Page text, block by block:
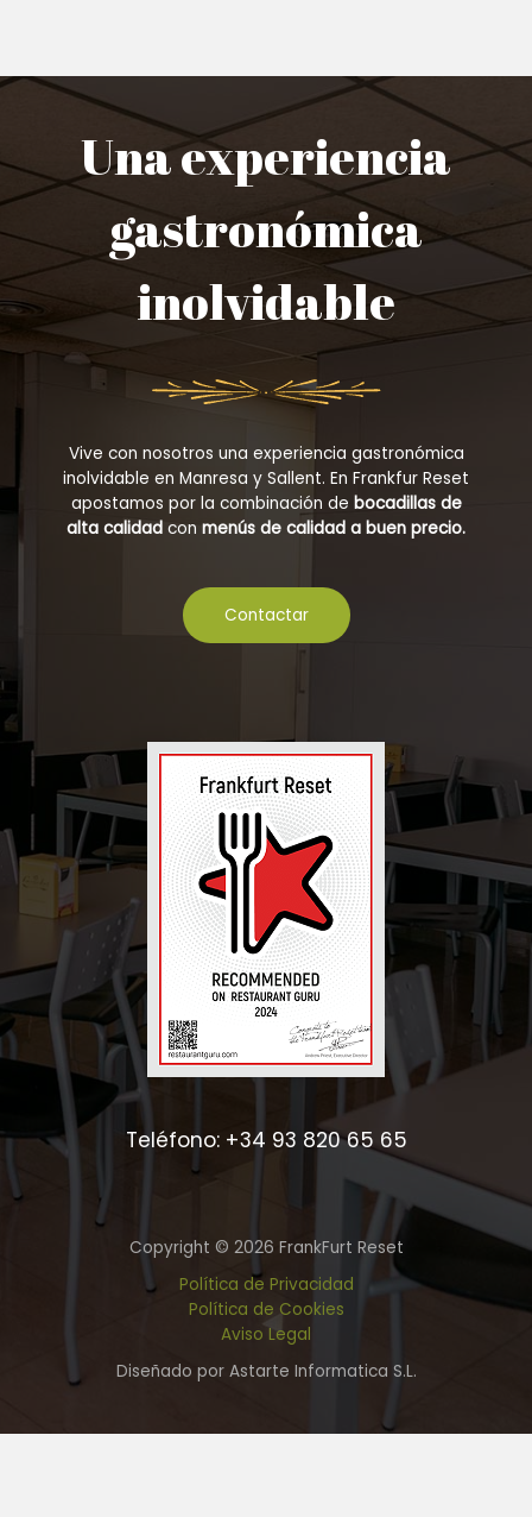
Una experiencia
gastronómica
inolvidable
Vive con nosotros una experiencia gastronómica
inolvidable en Manresa y Sallent. En Frankfur Reset
apostamos por la combinación de bocadillas de
alta calidad con menús de calidad a buen precio.
Contactar
Teléfono: +34 93 820 65 65
Copyright © 2026 FrankFurt Reset
Política de Privacidad
Política de Cookies
Aviso Legal
Diseñado por Astarte Informatica S.L.